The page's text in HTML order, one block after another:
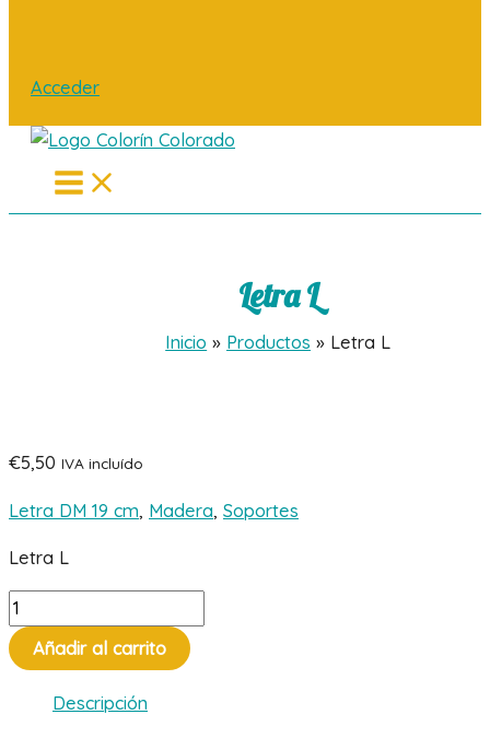
Acceder
Main
Menu
Letra L
Inicio Productos Letra L
€5,50 IVA incluído
Letra DM 19 cm, Madera, Soportes
Letra L
Letra
L
cantidad
Añadir al carrito
Descripción